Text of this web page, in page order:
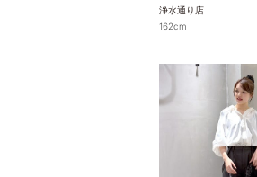
浄水通り店
162cm